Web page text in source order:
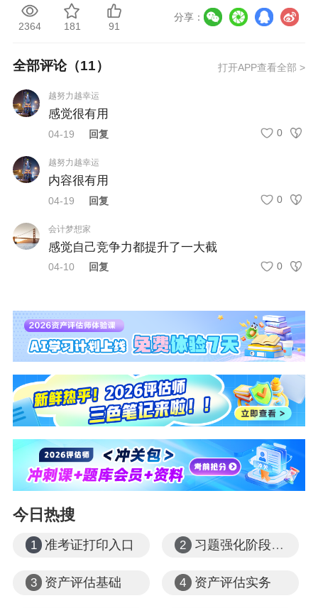
①对于简单的题目，采用直接选择法；
③对于计算类题目，先看问题，再看已知条件，采用反推
法；
④对于完全没有思路的题目，宁猜勿缺，选择“脸熟”选
需要提醒大家注意的是，单选题的个别题目会让大家选
择“不正确”的选项，一定要认真审题，避免大意失荆州。
二、多项选择题
①多项选择题一定要做到宁缺勿猜，慎用猜测法，因为少
的选项不要选。
②建议多选题通常选两个，拿的准选三个，尽量少选四
个，绝对不能选五个。
三、综合题
①综合题主要为计算性题目，要求考生根据题目给出的信
息作出相应的回答。本科涉及到的计算相较于其他科目来
说，所占比例较高。通常涉及到大量的计算，所以对考生
得分，即使最终答案计算的不正确，只要中间步骤正确，
也可以得到相应的分值。
2364 181 91
分享：
全部评论（11） 打开APP查看全部 >
越努力越幸运
感觉很有用
04-19 回复 0
越努力越幸运
内容很有用
04-19 回复 0
会计梦想家
感觉自己竞争力都提升了一大截
04-10 回复 0
今日热搜
1 准考证打印入口 2 习题强化阶段课程
3 资产评估基础 4 资产评估实务